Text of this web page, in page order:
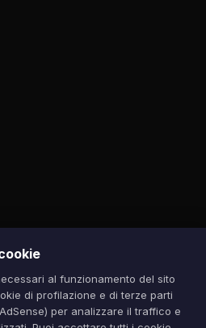
al funzionamento del sito
di profilazione e di terze parti
per analizzare il traffico e
questo sito sono di proprietà dei
70 L. 633/1941. Contatti: